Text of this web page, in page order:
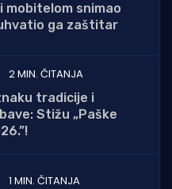
mobitelom snimao
ga zaštitar
2 MIN. ČITANJA
tradicije i
Stižu „Paške
1 MIN. ČITANJA